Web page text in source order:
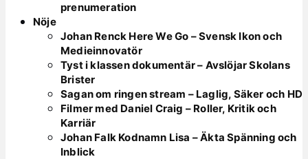
prenumeration
Nöje
Johan Renck Here We Go – Svensk Ikon och
Medieinnovatör
Tyst i klassen dokumentär – Avslöjar Skolans
Brister
Sagan om ringen stream – Laglig, Säker och HD
Filmer med Daniel Craig – Roller, Kritik och
Karriär
Johan Falk Kodnamn Lisa – Äkta Spänning och
Inblick